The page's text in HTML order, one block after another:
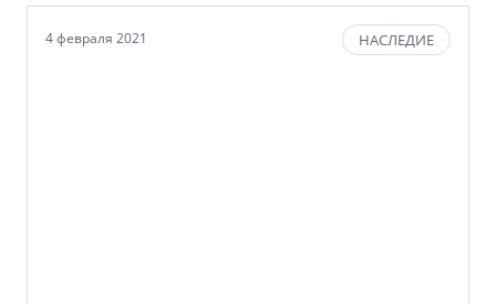
4 февраля 2021 НАСЛЕДИЕ